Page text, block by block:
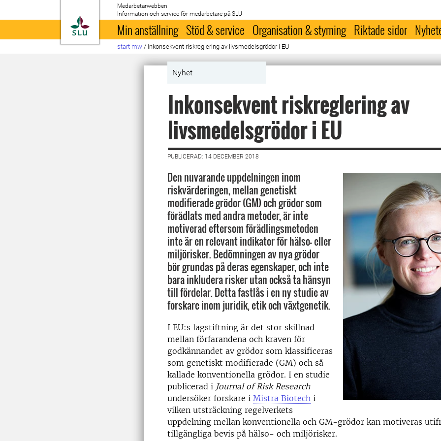
Till startsida
Medarbetarwebben
Information och service för medarbetare på SLU
Min anställning Stöd & service Organisation & styrning Riktade sidor
start mw / Inkonsekvent riskreglering av livsmedelsgrödor i EU
Nyhet
Inkonsekvent riskreglering av
livsmedelsgrödor i EU
PUBLICERAD: 14 DECEMBER 2018
Den nuvarande uppdelningen inom
riskvärderingen, mellan genetiskt
modifierade grödor (GM) och grödor som
förädlats med andra metoder, är inte
motiverad eftersom förädlingsmetoden
inte är en relevant indikator för hälso- eller
miljörisker. Bedömningen av nya grödor
bör grundas på deras egenskaper, och inte
bara inkludera risker utan också ta hänsyn
till fördelar. Detta fastlås i en ny studie av
forskare inom juridik, etik och växtgenetik.
I EU:s lagstiftning är det stor skillnad
mellan förfarandena och kraven för
godkännandet av grödor som klassificeras
som genetiskt modifierade (GM) och så
kallade konventionella grödor. I en studie
publicerad i Journal of Risk Research
undersöker forskare i Mistra Biotech i
vilken utsträckning regelverkets
uppdelning mellan konventionella och GM-grödor kan motiveras
tillgängliga bevis på hälso- och miljörisker.